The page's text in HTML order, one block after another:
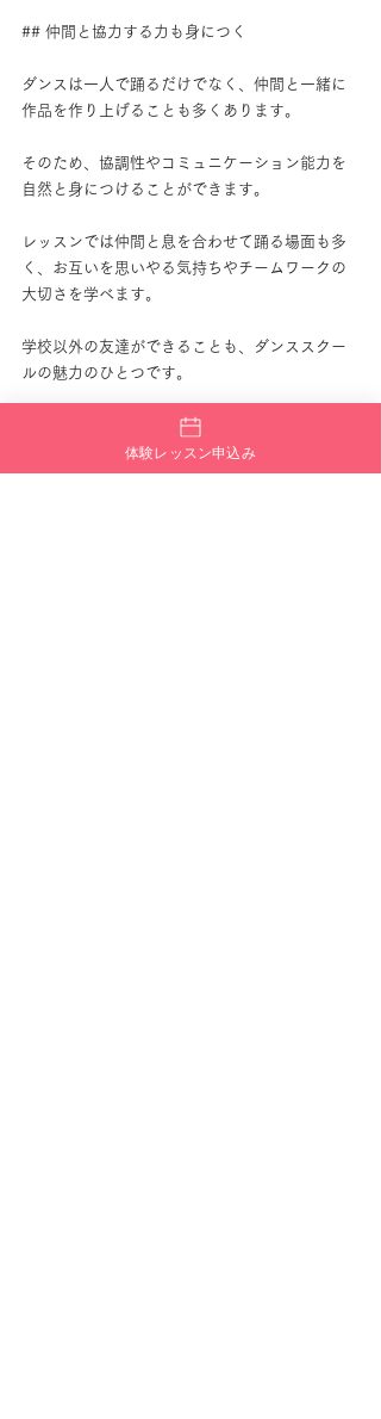
## 仲間と協力する力も身につく
ダンスは一人で踊るだけでなく、仲間と一緒に
作品を作り上げることも多くあります。
そのため、協調性やコミュニケーション能力を
自然と身につけることができます。
レッスンでは仲間と息を合わせて踊る場面も多
く、お互いを思いやる気持ちやチームワークの
大切さを学べます。
学校以外の友達ができることも、ダンススクー
ルの魅力のひとつです。
年齢の違う仲間との交流を通じて、社会性を育
むことにもつながります。
体験レッスン申込み